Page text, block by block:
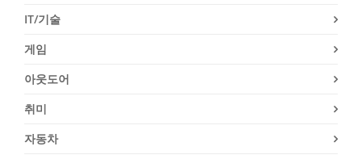
IT/기술
게임
아웃도어
취미
자동차